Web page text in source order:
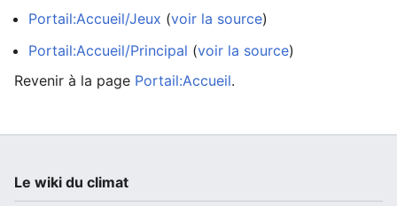
Portail:Accueil/Jeux (voir la source)
Portail:Accueil/Principal (voir la source)
Revenir à la page Portail:Accueil.
Le wiki du climat